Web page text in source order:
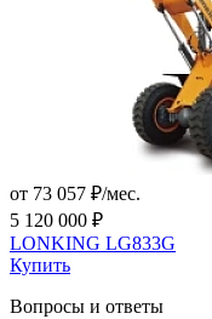
от 73 057 ₽/мес.
5 120 000 ₽
LONKING LG833G
Купить
Вопросы и ответы